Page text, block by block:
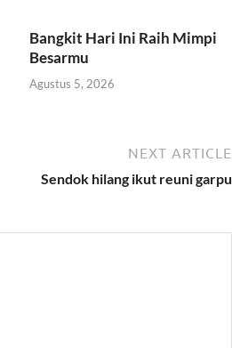
Bangkit Hari Ini Raih Mimpi
Besarmu
Agustus 5, 2026
NEXT ARTICLE
Sendok hilang ikut reuni garpu